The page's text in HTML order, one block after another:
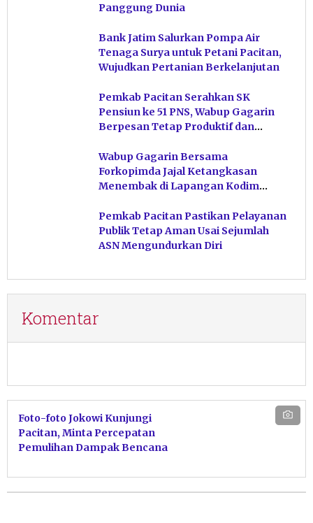
Panggung Dunia
Bank Jatim Salurkan Pompa Air
Tenaga Surya untuk Petani Pacitan,
Wujudkan Pertanian Berkelanjutan
Pemkab Pacitan Serahkan SK
Pensiun ke 51 PNS, Wabup Gagarin
Berpesan Tetap Produktif dan
Wabup Gagarin Bersama
Forkopimda Jajal Ketangkasan
Menembak di Lapangan Kodim
Pemkab Pacitan Pastikan Pelayanan
Publik Tetap Aman Usai Sejumlah
ASN Mengundurkan Diri
Komentar
Foto-foto Jokowi Kunjungi
Pacitan, Minta Percepatan
Pemulihan Dampak Bencana